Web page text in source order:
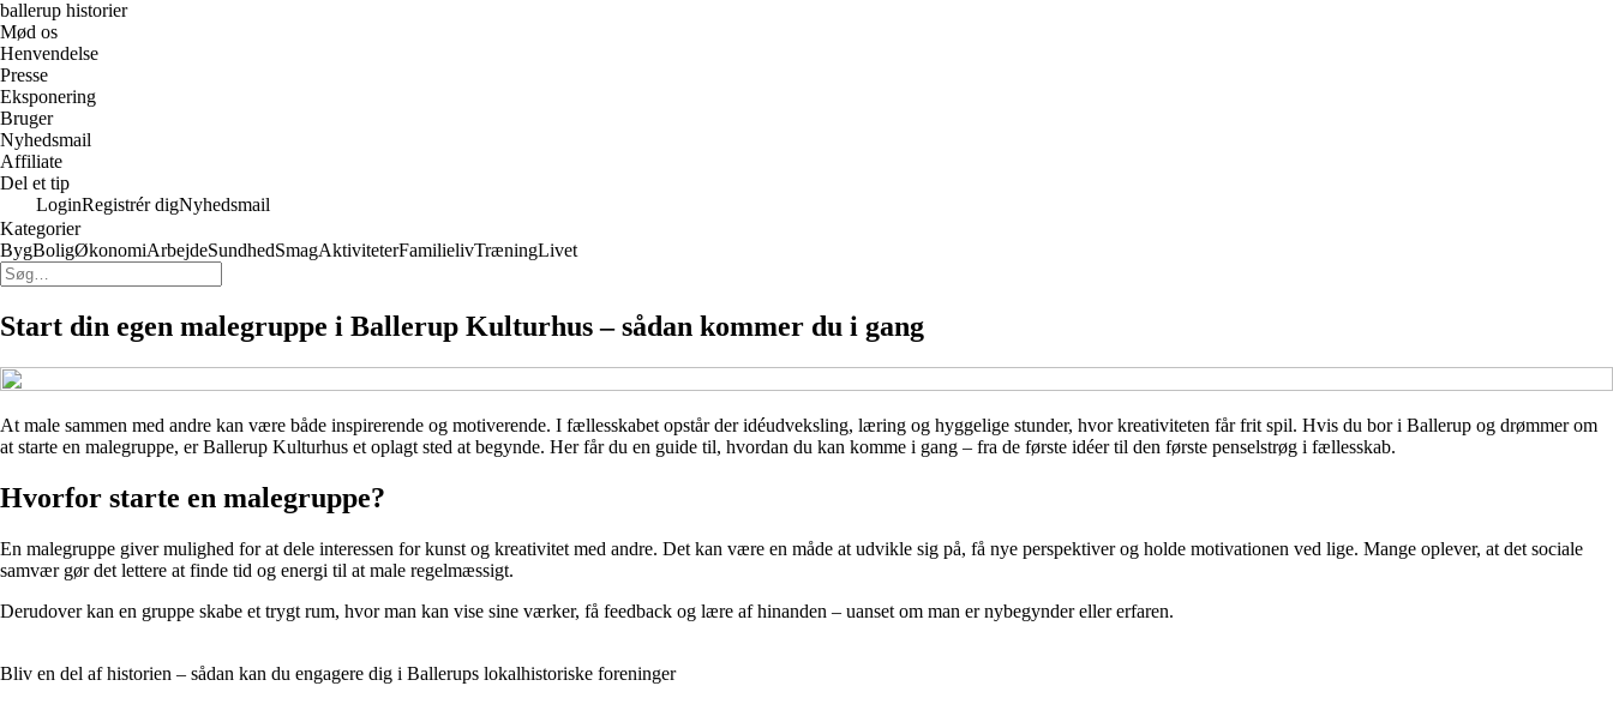
ballerup historier
Mød os
Henvendelse
Presse
Eksponering
Bruger
Nyhedsmail
Affiliate
Del et tip
LoginRegistrér digNyhedsmail
Kategorier
BygBoligØkonomiArbejdeSundhedSmagAktiviteterFamilielivTræningLivet
Start din egen malegruppe i Ballerup Kulturhus – sådan kommer du i gang
At male sammen med andre kan være både inspirerende og motiverende. I fællesskabet opstår der idéudveksling, læring og hyggelige stunder, hvor kreativiteten får frit spil. Hvis du bor i Ballerup og drømmer om
at starte en malegruppe, er Ballerup Kulturhus et oplagt sted at begynde. Her får du en guide til, hvordan du kan komme i gang – fra de første idéer til den første penselstrøg i fællesskab.
Hvorfor starte en malegruppe?
En malegruppe giver mulighed for at dele interessen for kunst og kreativitet med andre. Det kan være en måde at udvikle sig på, få nye perspektiver og holde motivationen ved lige. Mange oplever, at det sociale
samvær gør det lettere at finde tid og energi til at male regelmæssigt.
Derudover kan en gruppe skabe et trygt rum, hvor man kan vise sine værker, få feedback og lære af hinanden – uanset om man er nybegynder eller erfaren.
Bliv en del af historien – sådan kan du engagere dig i Ballerups lokalhistoriske foreninger